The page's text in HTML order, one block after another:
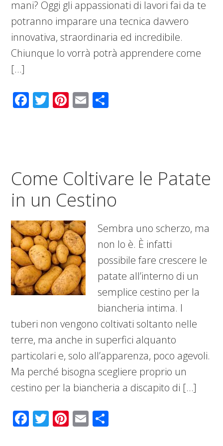
mani? Oggi gli appassionati di lavori fai da te
potranno imparare una tecnica davvero
innovativa, straordinaria ed incredibile.
Chiunque lo vorrà potrà apprendere come
[…]
Facebook
Twitter
Pinterest
Email
Come Coltivare le Patate
in un Cestino
Sembra uno scherzo, ma
non lo è. È infatti
possibile fare crescere le
patate all’interno di un
semplice cestino per la
biancheria intima. I
tuberi non vengono coltivati soltanto nelle
terre, ma anche in superfici alquanto
particolari e, solo all’apparenza, poco agevoli.
Ma perché bisogna scegliere proprio un
cestino per la biancheria a discapito di […]
Facebook
Twitter
Pinterest
Email